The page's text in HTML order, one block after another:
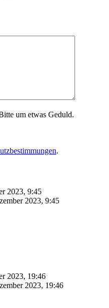
um etwas Geduld.
.
2023, 9:45
2023, 9:45
2023, 19:46
2023, 19:46